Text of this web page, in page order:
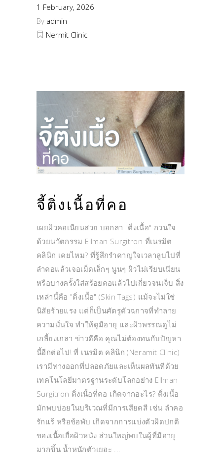
1 February, 2026
By admin
Nermit Clinic
จี้ติ่งเนื้อที่คอ
เผยผิวคอเนียนสวย บอกลา "ติ่งเนื้อ" กวนใจ
ด้วยนวัตกรรม Ellman Surgitron ที่เนรมิต
คลินิก เคยไหม? ที่รู้สึกรำคาญใจเวลาลูบไปที่
ลำคอแล้วเจอเม็ดเล็กๆ นูนๆ ผิวไม่เรียบเนียน
หรือบางครั้งใส่สร้อยคอแล้วไปเกี่ยวจนเจ็บ สิ่ง
เหล่านี้คือ "ติ่งเนื้อ" (Skin Tags) แม้จะไม่ใช่
นิสัยร้ายแรง แต่ก็เป็นศัตรูตัวฉกาจที่ทำลาย
ความมั่นใจ ทำให้ดูมีอายุ และผิวพรรณดูไม่
เกลี้ยงเกลา ข่าวดีคือ คุณไม่ต้องทนกับปัญหา
นี้อีกต่อไป! ที่ เนรมิต คลินิก (Neramit Clinic)
เรามีทางออกที่ปลอดภัยและเห็นผลทันทีด้วย
เทคโนโลยีมาตรฐานระดับโลกอย่าง Ellman
Surgitron ติ่งเนื้อที่คอ เกิดจากอะไร? ติ่งเนื้อ
มักพบบ่อยในบริเวณที่มีการเสียดสี เช่น ลำคอ
รักแร้ หรือข้อพับ เกิดจากการแบ่งตัวผิดปกติ
ของเนื้อเยื่อผิวหนัง ส่วนใหญ่พบในผู้ที่มีอายุ
มากขึ้น น้ำหนักตัวเยอะ